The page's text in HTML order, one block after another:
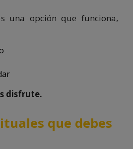
una opción que funciona,
disfrute.
que debes